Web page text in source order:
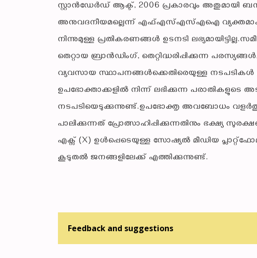
സ്റ്റാൻഡേർഡ് ആക്ട്, 2006 പ്രകാരവും അതുമായി
അനുവദനീയമല്ലെന്ന് എഫ്എസ്എസ്എഐ
നിന്നുമുള്ള പ്രതികരണങ്ങൾ ഉടനടി
തെറ്റായ ബ്രാൻഡിംഗ്, തെറ്റിദ്ധരിപ്പിക്കുന്ന
വ്യവസായ സ്ഥാപനങ്ങൾക്കെതിരെയുള്ള
ഉപഭോക്താക്കളിൽ നിന്ന് ലഭിക്കുന്ന പരാതികളുടെ
നടപടിയെടുക്കുന്നുണ്ട്.ഉപഭോക്തൃ അവബോധം
പാലിക്കുന്നത് പ്രോത്സാഹിപ്പിക്കുന്നതിനും ഭക്ഷ്യ
എക്സ് (X) ഉൾപ്പെടെയുള്ള സോഷ്യൽ മീഡിയ
കൂടുതൽ ജനങ്ങളിലേക്ക് എത്തിക്കുന്നുണ്ട്.
Feedback and suggestions